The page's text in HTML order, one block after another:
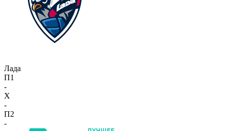
Лада
П1
-
X
-
П2
-